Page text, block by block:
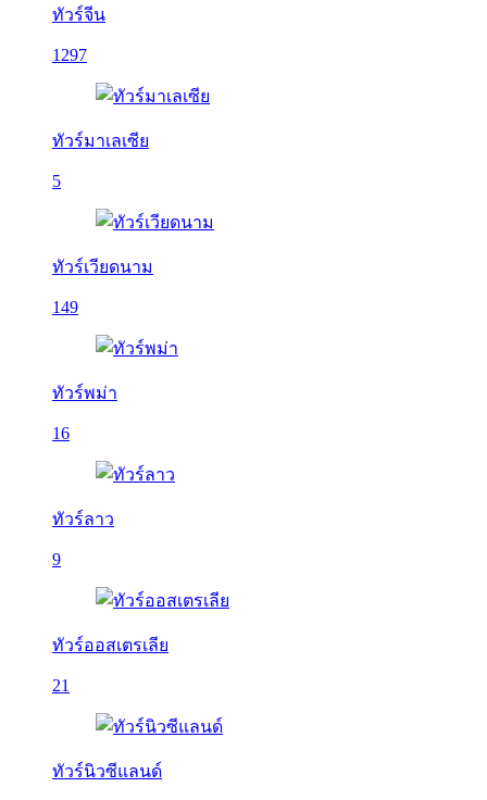
ทัวร์จีน
1297
ทัวร์มาเลเซีย
5
ทัวร์เวียดนาม
149
ทัวร์พม่า
16
ทัวร์ลาว
9
ทัวร์ออสเตรเลีย
21
ทัวร์นิวซีแลนด์